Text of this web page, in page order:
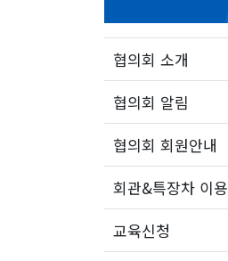
협의회 소개
협의회 알림
협의회 회원안내
회관&특장차 이용
교육신청